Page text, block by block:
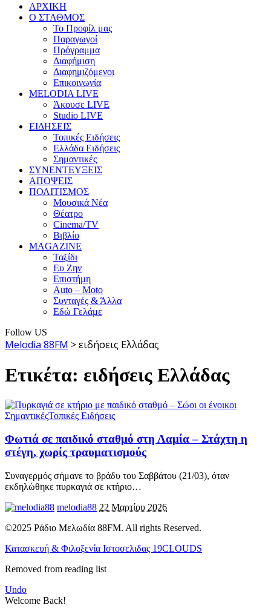
ΑΡΧΙΚΗ
Ο ΣΤΑΘΜΟΣ
Το Προφίλ μας
Παραγωγοί
Πρόγραμμα
Διαφήμιση
Διαφημιζόμενοι
Επικοινωνία
MELODIA LIVE
Άκουσε LIVE
Studio LIVE
ΕΙΔΗΣΕΙΣ
Τοπικές Ειδήσεις
Ελλάδα Ειδήσεις
Σημαντικές
ΣΥΝΕΝΤΕΥΞΕΙΣ
ΑΠΟΨΕΙΣ
ΠΟΛΙΤΙΣΜΟΣ
Μουσικά Νέα
Θέατρο
Cinema/TV
Βιβλίο
MAGAZINE
Ταξίδι
Ευ Ζην
Επιστήμη
Auto – Moto
Συνταγές & Άλλα
Εδώ Γελάμε
Follow US
Melodia 88FM >ειδήσεις Ελλάδας
Ετικέτα: ειδήσεις Ελλάδας
ΣημαντικέςΤοπικές Ειδήσεις
Φωτιά σε παιδικό σταθμό στη Λαμία – Στάχτη η
στέγη, χωρίς τραυματισμούς
Συναγερμός σήμανε το βράδυ του Σαββάτου (21/03), όταν
εκδηλώθηκε πυρκαγιά σε κτήριο…
melodia88 22 Μαρτίου 2026
©2025 Ράδιο Μελωδία 88FM. All rights Reserved.
Κατασκευή & Φιλοξενία Ιστοσελιδας 19CLOUDS
Removed from reading list
Undo
Welcome Back!